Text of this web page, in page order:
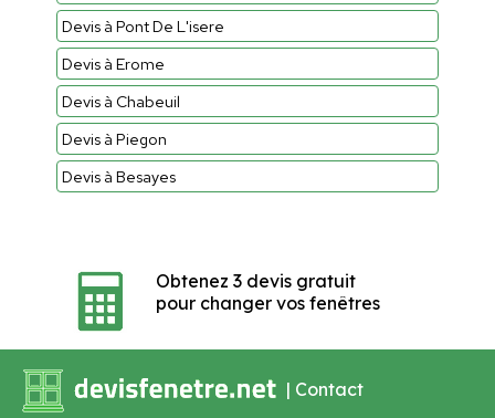
Devis à Pont De L'isere
Devis à Erome
Devis à Chabeuil
Devis à Piegon
Devis à Besayes
Obtenez 3 devis gratuit
pour changer vos fenêtres
| Contact